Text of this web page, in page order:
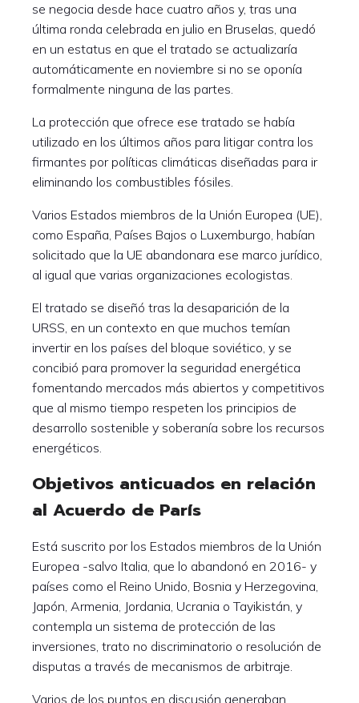
se negocia desde hace cuatro años y, tras una
última ronda celebrada en julio en Bruselas, quedó
en un estatus en que el tratado se actualizaría
automáticamente en noviembre si no se oponía
formalmente ninguna de las partes.
La protección que ofrece ese tratado se había
utilizado en los últimos años para litigar contra los
firmantes por políticas climáticas diseñadas para ir
eliminando los combustibles fósiles.
Varios Estados miembros de la Unión Europea (UE),
como España, Países Bajos o Luxemburgo, habían
solicitado que la UE abandonara ese marco jurídico,
al igual que varias organizaciones ecologistas.
El tratado se diseñó tras la desaparición de la
URSS, en un contexto en que muchos temían
invertir en los países del bloque soviético, y se
concibió para promover la seguridad energética
fomentando mercados más abiertos y competitivos
que al mismo tiempo respeten los principios de
desarrollo sostenible y soberanía sobre los recursos
energéticos.
Objetivos anticuados en relación
al Acuerdo de París
Está suscrito por los Estados miembros de la Unión
Europea -salvo Italia, que lo abandonó en 2016- y
países como el Reino Unido, Bosnia y Herzegovina,
Japón, Armenia, Jordania, Ucrania o Tayikistán, y
contempla un sistema de protección de las
inversiones, trato no discriminatorio o resolución de
disputas a través de mecanismos de arbitraje.
Varios de los puntos en discusión generaban